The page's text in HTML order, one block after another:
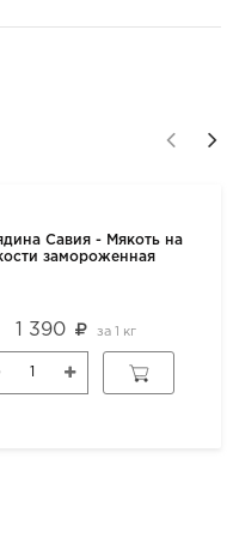
Савия - Мякоть на
замороженная
1 390 за 1 кг